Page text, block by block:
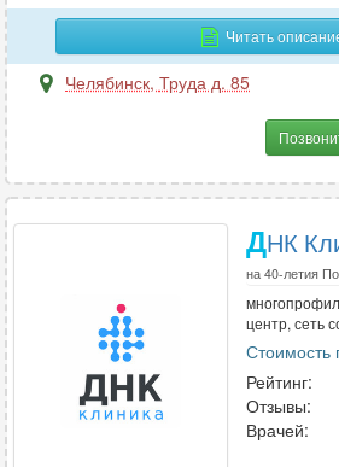
Читать
Челябинск, Труда д. 85
ДНК
на 40-летия
центр, сеть
Стоимость
Рейтинг:
Отзывы:
Врачей: